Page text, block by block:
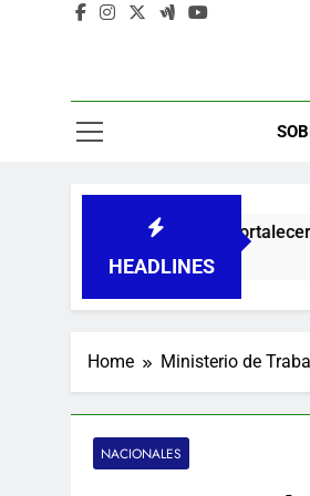
HEADLINES
fortalecer desde la
Home Ministerio de
NACIONALES